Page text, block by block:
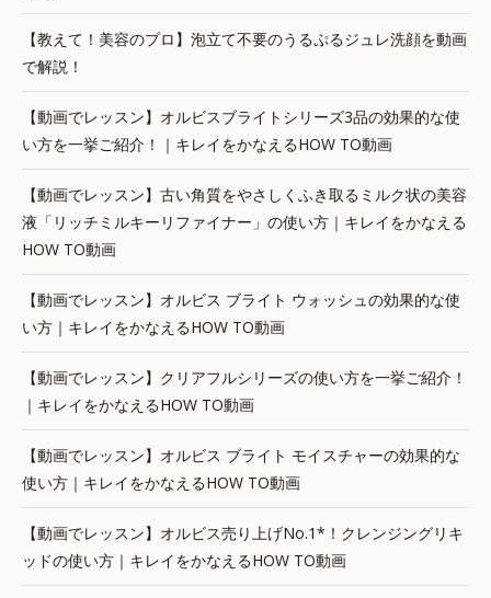
【教えて！美容のプロ】泡立て不要のうるぷるジュレ洗顔を動画
で解説！
【動画でレッスン】オルビスブライトシリーズ3品の効果的な使
い方を一挙ご紹介！｜キレイをかなえるHOW TO動画
【動画でレッスン】古い角質をやさしくふき取るミルク状の美容
液「リッチミルキーリファイナー」の使い方｜キレイをかなえる
HOW TO動画
【動画でレッスン】オルビス ブライト ウォッシュの効果的な使
い方｜キレイをかなえるHOW TO動画
【動画でレッスン】クリアフルシリーズの使い方を一挙ご紹介！
｜キレイをかなえるHOW TO動画
【動画でレッスン】オルビス ブライト モイスチャーの効果的な
使い方｜キレイをかなえるHOW TO動画
【動画でレッスン】オルビス売り上げNo.1*！クレンジングリキ
ッドの使い方｜キレイをかなえるHOW TO動画